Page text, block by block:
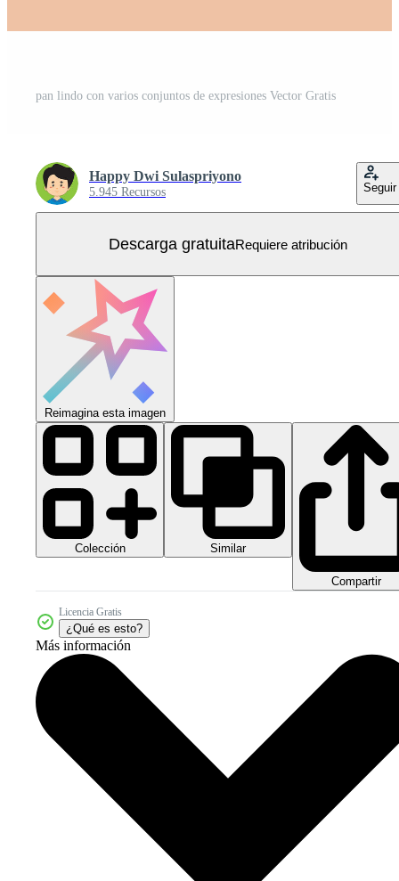
pan lindo con varios conjuntos de expresiones Vector Gratis
Happy Dwi Sulaspriyono
5.945 Recursos Seguir
Descarga gratuitaRequiere atribución
Reimagina esta imagen
Colección Similar
Compartir
Licencia Gratis
¿Qué es esto?
Más información